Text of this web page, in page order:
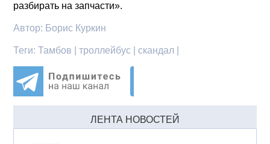
разбирать на запчасти».
Автор: Борис Куркин
Теги:Тамбов | троллейбус | скандал |
ЛЕНТА НОВОСТЕЙ